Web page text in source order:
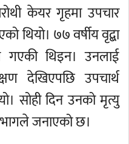
केयर गृहमा उपचार
थियो। ७७ वर्षीय वृद्बा
गएकी थिइन। उनलाई
देखिएपछि उपचार्थ
सोही दिन उनको मृत्यु
जनाएको छ।